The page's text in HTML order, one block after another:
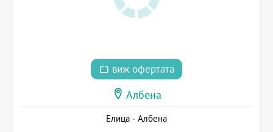
виж офертата
Албена
Елица - Албена